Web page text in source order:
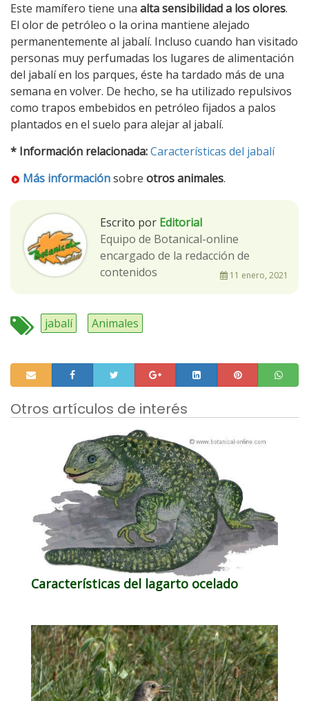
Este mamífero tiene una alta sensibilidad a los olores.
El olor de petróleo o la orina mantiene alejado
permanentemente al jabalí. Incluso cuando han visitado
personas muy perfumadas los lugares de alimentación
del jabalí en los parques, éste ha tardado más de una
semana en volver. De hecho, se ha utilizado repulsivos
como trapos embebidos en petróleo fijados a palos
plantados en el suelo para alejar al jabalí.
* Información relacionada:Características del jabalí
Más informaciónsobre otros animales.
Escrito por Editorial
Equipo de Botanical-online
encargado de la redacción de
contenidos
11 enero, 2021
jabalí Animales
Otros artículos de interés
Características del lagarto ocelado